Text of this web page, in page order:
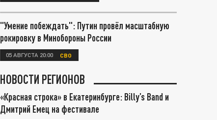
"Умение побеждать": Путин провёл масштабную
рокировку в Минобороны России
05 АВГУСТА 20:00 СВО
НОВОСТИ РЕГИОНОВ
«Красная строка» в Екатеринбурге: Billy’s Band и
Дмитрий Емец на фестивале